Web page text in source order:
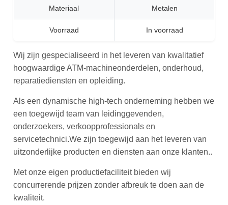
Materiaal Metalen
Voorraad In voorraad
Wij zijn gespecialiseerd in het leveren van kwalitatief
hoogwaardige ATM-machineonderdelen, onderhoud,
reparatiediensten en opleiding.
Als een dynamische high-tech onderneming hebben we
een toegewijd team van leidinggevenden,
onderzoekers, verkoopprofessionals en
servicetechnici.We zijn toegewijd aan het leveren van
uitzonderlijke producten en diensten aan onze klanten..
Met onze eigen productiefaciliteit bieden wij
concurrerende prijzen zonder afbreuk te doen aan de
kwaliteit.